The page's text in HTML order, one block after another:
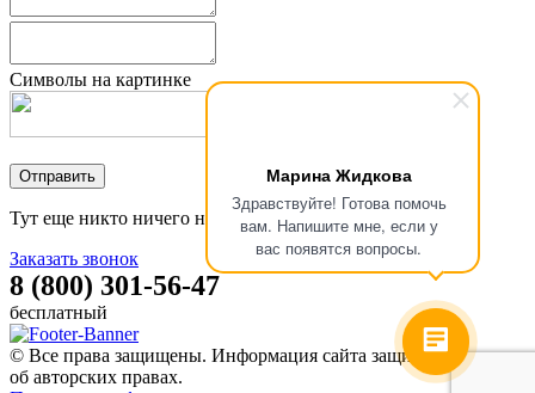
Марина Жидкова
Здравствуйте! Готова помочь
вам. Напишите мне, если у
вас появятся вопросы.
Символы на картинке
Тут еще никто ничего не писал, стань первым!
Заказать звонок
8 (800) 301-56-47
бесплатный
© Все права защищены. Информация сайта защищена законом
об авторских правах.